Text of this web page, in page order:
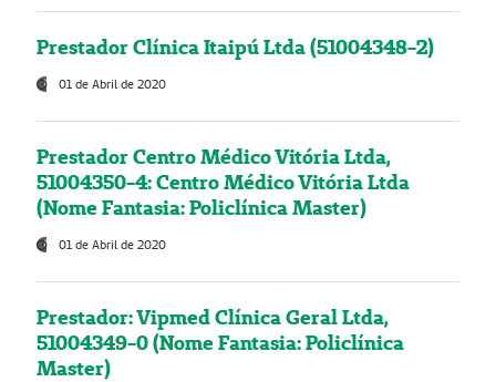
Prestador Clínica Itaipú Ltda (51004348-2)
01 de Abril de 2020
Prestador Centro Médico Vitória Ltda,
51004350-4: Centro Médico Vitória Ltda
(Nome Fantasia: Policlínica Master)
01 de Abril de 2020
Prestador: Vipmed Clínica Geral Ltda,
51004349-0 (Nome Fantasia: Policlínica
Master)